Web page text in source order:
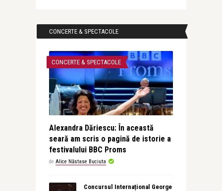
CONCERTE & SPECTACOLE
CONCERTE & SPECTACOLE
Alexandra Dăriescu: În această
seară am scris o pagină de istorie a
festivalului BBC Proms
de Alice Năstase Buciuta
Concursul Internațional George